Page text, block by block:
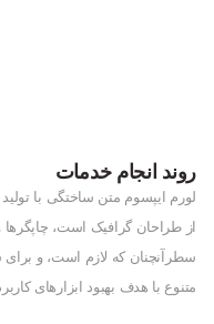
روند انجام خدمات
لورم ایپسوم متن ساختگی با
از طراحان گرافیک است،
سطرآنچنان که لازم است، و برای
متنوع با هدف بهبود ابزارهای